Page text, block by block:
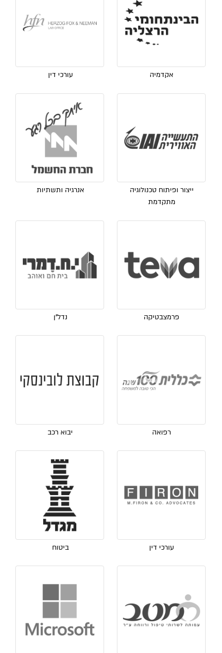
אקדמיה עורכי דין
ייצור ופיתוח טכנולוגיה
מתקדמת
אנרגיה ותשתיות
פרמצבטיקה נדל"ן
רפואה יבוא רכב
עורכי דין ביטוח